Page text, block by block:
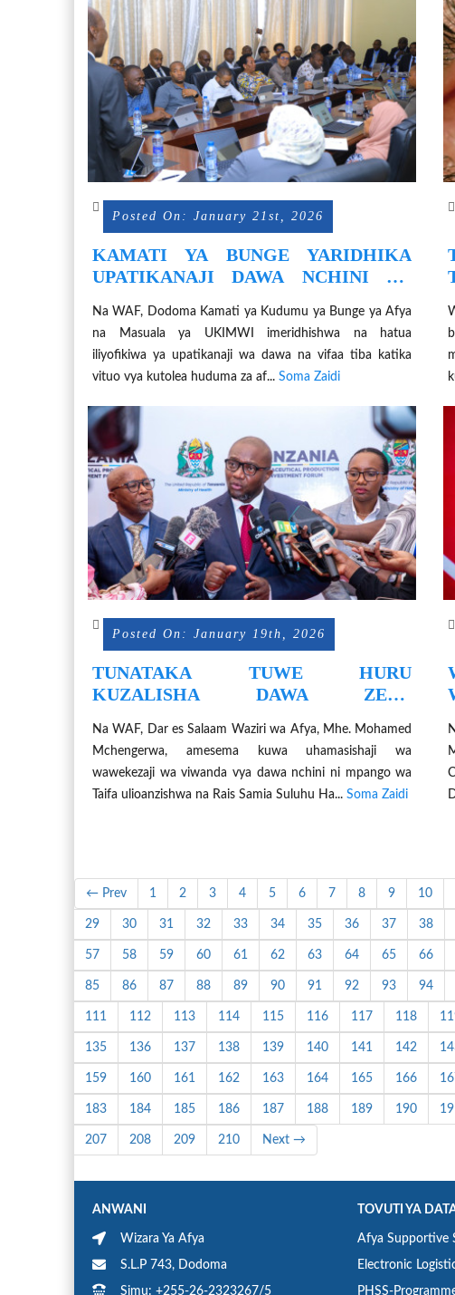
Posted On: January 21st, 2026
KAMATI YA BUNGE YARIDHIKA
UPATIKANAJI DAWA NCHINI NA
Na WAF, Dodoma Kamati ya Kudumu ya Bunge ya Afya
na Masuala ya UKIMWI imeridhishwa na hatua
iliyofikiwa ya upatikanaji wa dawa na vifaa tiba katika
vituo vya kutolea huduma za af... Soma Zaidi
Posted On: January 19th, 2026
TUNATAKA TUWE HURU
KUZALISHA DAWA ZETU
Na WAF, Dar es Salaam Waziri wa Afya, Mhe. Mohamed
Mchengerwa, amesema kuwa uhamasishaji wa
wawekezaji wa viwanda vya dawa nchini ni mpango wa
Taifa ulioanzishwa na Rais Samia Suluhu Ha... Soma Zaidi
← Prev 1 2 3 4 5 6 7 8 9 10
29 30 31 32 33 34 35 36 37 38
57 58 59 60 61 62 63 64 65 66
85 86 87 88 89 90 91 92 93 94
111 112 113 114 115 116 117 118
135 136 137 138 139 140 141 142
159 160 161 162 163 164 165 166
183 184 185 186 187 188 189 190
207 208 209 210 Next →
ANWANI
Wizara Ya Afya
S.L.P 743, Dodoma
Simu: +255-26-2323267/5
TOVUTI YA
Afya Supportive
Electronic
PHSS-